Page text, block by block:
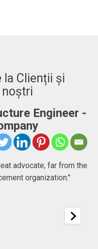
la Clienții și
Engineer -
advocate, far from the
organization."